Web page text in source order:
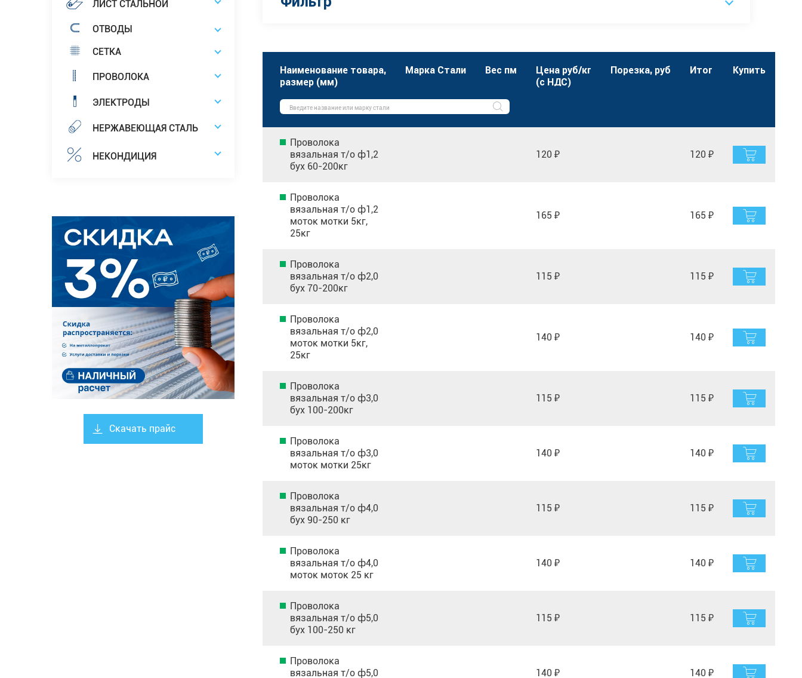
ЛИСТ СТАЛЬНОЙ
ОТВОДЫ
СЕТКА
ПРОВОЛОКА
ЭЛЕКТРОДЫ
НЕРЖАВЕЮЩАЯ СТАЛЬ
НЕКОНДИЦИЯ
Скачать прайс
Наименование товара,
размер (мм)
Марка Стали Вес пм
Цена руб/кг
(с НДС)
Порезка, руб Итог Купить
Проволока
вязальная т/о ф1,2
бух 60-200кг
120 ₽ 120 ₽
Проволока
вязальная т/о ф1,2
моток мотки 5кг,
25кг
165 ₽ 165 ₽
Проволока
вязальная т/о ф2,0
бух 70-200кг
115 ₽ 115 ₽
Проволока
вязальная т/о ф2,0
моток мотки 5кг,
25кг
140 ₽ 140 ₽
Проволока
вязальная т/о ф3,0
бух 100-200кг
115 ₽ 115 ₽
Проволока
вязальная т/о ф3,0
моток мотки 25кг
140 ₽ 140 ₽
Проволока
вязальная т/о ф4,0
бух 90-250 кг
115 ₽ 115 ₽
Проволока
вязальная т/о ф4,0
моток моток 25 кг
140 ₽ 140 ₽
Проволока
вязальная т/о ф5,0
бух 100-250 кг
115 ₽ 115 ₽
Проволока
вязальная т/о ф5,0
140 ₽ 140 ₽